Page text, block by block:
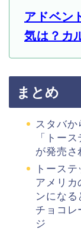
アドベン
気は？カ
まとめ
スタバか
「トー
が発売さ
トース
アメリカ
ンになる
チョコレ
ジ